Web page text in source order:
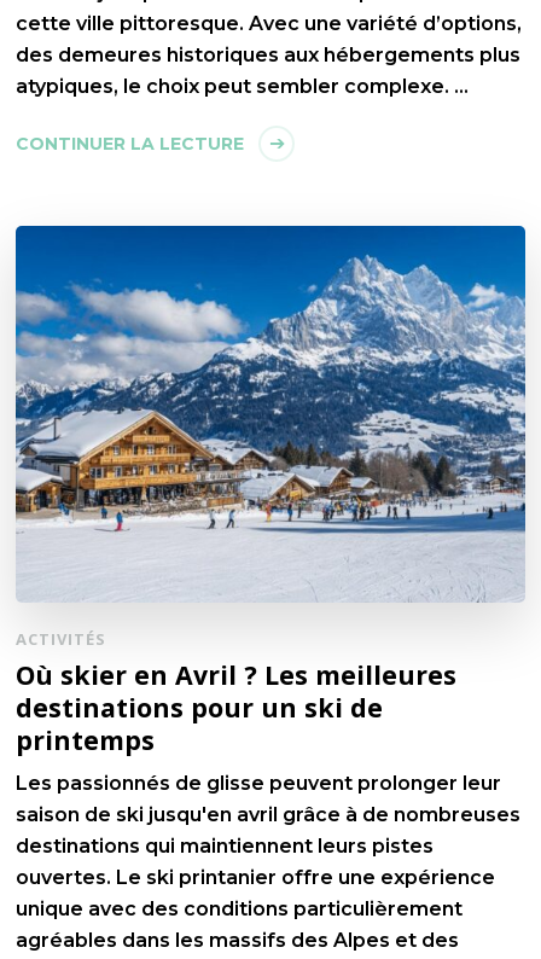
cette ville pittoresque. Avec une variété d’options,
des demeures historiques aux hébergements plus
atypiques, le choix peut sembler complexe. …
CONTINUER LA LECTURE
ACTIVITÉS
Où skier en Avril ? Les meilleures
destinations pour un ski de
printemps
Les passionnés de glisse peuvent prolonger leur
saison de ski jusqu'en avril grâce à de nombreuses
destinations qui maintiennent leurs pistes
ouvertes. Le ski printanier offre une expérience
unique avec des conditions particulièrement
agréables dans les massifs des Alpes et des